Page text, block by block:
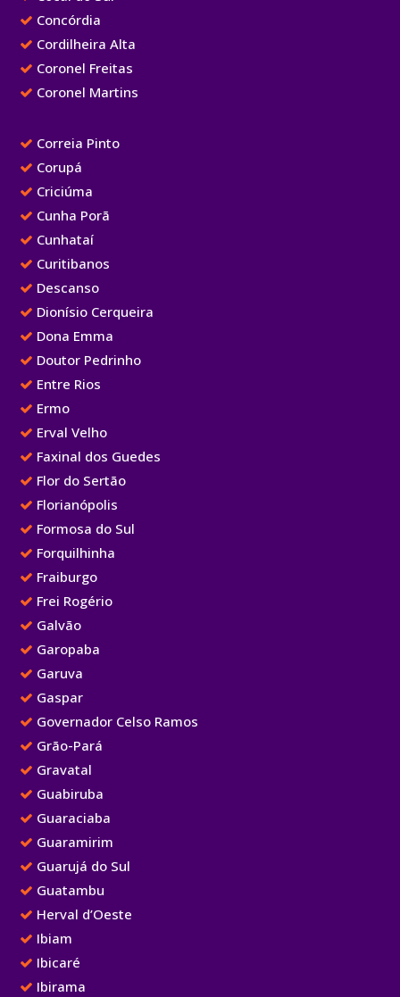
Concórdia
Cordilheira Alta
Coronel Freitas
Coronel Martins
Correia Pinto
Corupá
Criciúma
Cunha Porã
Cunhataí
Curitibanos
Descanso
Dionísio Cerqueira
Dona Emma
Doutor Pedrinho
Entre Rios
Ermo
Erval Velho
Faxinal dos Guedes
Flor do Sertão
Florianópolis
Formosa do Sul
Forquilhinha
Fraiburgo
Frei Rogério
Galvão
Garopaba
Garuva
Gaspar
Governador Celso Ramos
Grão-Pará
Gravatal
Guabiruba
Guaraciaba
Guaramirim
Guarujá do Sul
Guatambu
Herval d’Oeste
Ibiam
Ibicaré
Ibirama